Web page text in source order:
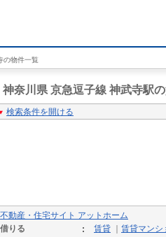
の物件一覧
神奈川県 京急逗子線 神武寺駅
検索条件を開ける
不動産・住宅サイト アットホーム
借りる
賃貸 賃貸マンシ